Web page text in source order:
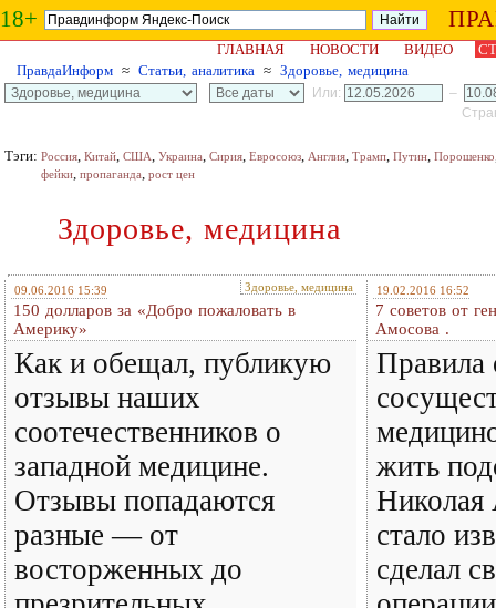
18+
ГЛАВНАЯ НОВОСТИ ВИДЕО
ПравдаИнформ ≈ Статьи, аналитика ≈ Здоровье, медицина
Или:
–
Тэги: Россия, Китай, США, Украина, Сирия, Евросоюз, Англия, Трамп, Путин, Порошенко
фейки, пропаганда, рост цен
Здоровье, медицина
09.06.2016 15:39 Здоровье, медицина
150 долларов за «Добро пожаловать в
Америку»
Как и обещал, публикую
отзывы наших
соотечественников о
западной медицине.
Отзывы попадаются
разные — от
восторженных до
19.02.2016 16:52
7 советов от
Амосова .
Правила
жить
Николая
стало
сделал